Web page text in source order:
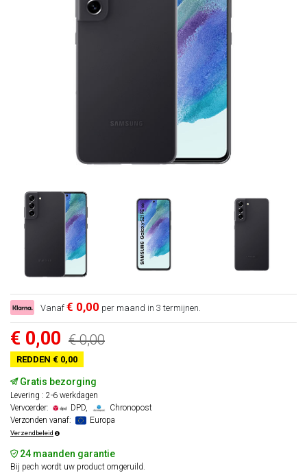
Vanaf€ 0,00 per maand in 3 termijnen.
€ 0,00 € 0,00
REDDEN € 0,00
Gratis bezorging
Levering : 2-6 werkdagen
Vervoerder:
DPD,
Chronopost
Verzonden vanaf:
Europa
Verzendbeleid
24 maanden garantie
Bij pech wordt uw product omgeruild.